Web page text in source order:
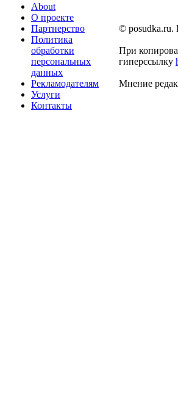
About
О проекте
Партнерство
Политика
обработки
персональных
данных
Рекламодателям
Услуги
Контакты
© posudka.ru.
При
гиперссылку
Мнение